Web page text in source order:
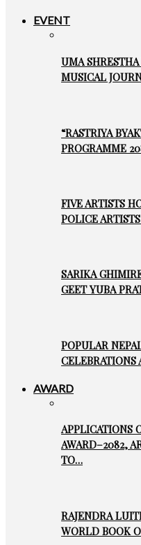
EVENT
UMA
MUSICAL
“RASTRIYA
PROGRAMME
FIVE ARTISTS
POLICE
SARIKA
GEET YUBA
POPULAR
AWARD
APPLICATIONS
AWARD–2082,
TO…
RAJENDRA
WORLD BOOK